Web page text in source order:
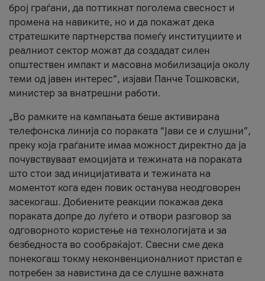
број граѓани, да поттикнат поголема свесност и
промена на навиките, но и да покажат дека
стратешките партнерства помеѓу институциите и
реалниот сектор можат да создадат силен
општествен импакт и масовна мобилизација околу
теми од јавен интерес“, изјави Панче Тошковски,
министер за внатрешни работи.
„Во рамките на кампањата беше активирана
телефонска линија со пораката “Јави се и слушни”,
преку која граѓаните имаа можност директно да ја
почувствуваат емоцијата и тежината на пораката
што стои зад иницијативата и тежината на
моментот кога еден повик останува неодговорен
засекогаш. Добиените реакции покажаа дека
пораката допре до луѓето и отвори разговор за
одговорното користење на технологијата и за
безбедноста во сообраќајот. Свесни сме дека
понекогаш токму неконвенционалниот пристап е
потребен за навистина да се слушне важната